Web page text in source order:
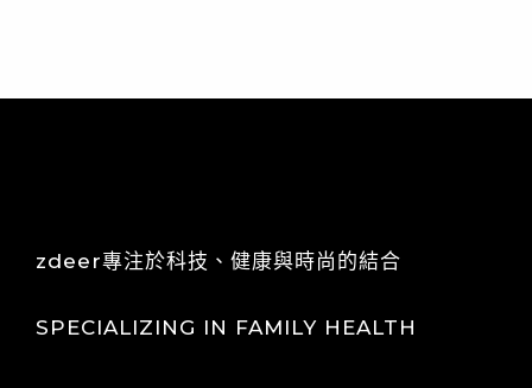
zdeer專注於科技、健康與時尚的結合
SPECIALIZING IN FAMILY HEALTH